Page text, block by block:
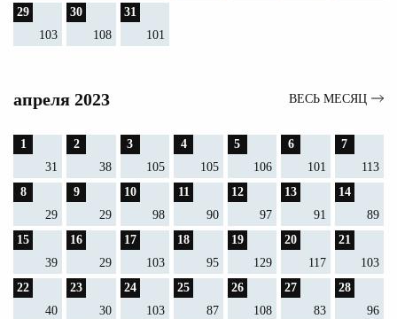
29
103
30
108
31
101
апреля 2023 ВЕСЬ МЕСЯЦ
1
31
2
38
3
105
4
105
5
106
6
101
7
113
8
29
9
29
10
98
11
90
12
97
13
91
14
89
15
39
16
29
17
103
18
95
19
129
20
117
21
103
22
40
23
30
24
103
25
87
26
108
27
83
28
96